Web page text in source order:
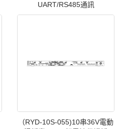
UART/RS485通訊
（RYD-10S-055)10串36V電動